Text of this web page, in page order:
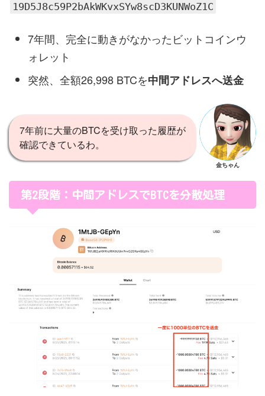
19D5J8c59P2bAkWKvxSYw8scD3KUNWoZ1C
7年間、完全に動きがなかったビットコインウ
ォレット
突然、全額26,998 BTCを中間アドレスへ送金
7年前に大量のBTCを受け取った履歴が
確認できているわ。
金ちゃん
第2段階：中間アドレスでBTCを分散処理